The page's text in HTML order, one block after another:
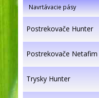
Navrtávacie pásy
Postrekovače Hunter
Postrekovače Netafim
Trysky Hunter